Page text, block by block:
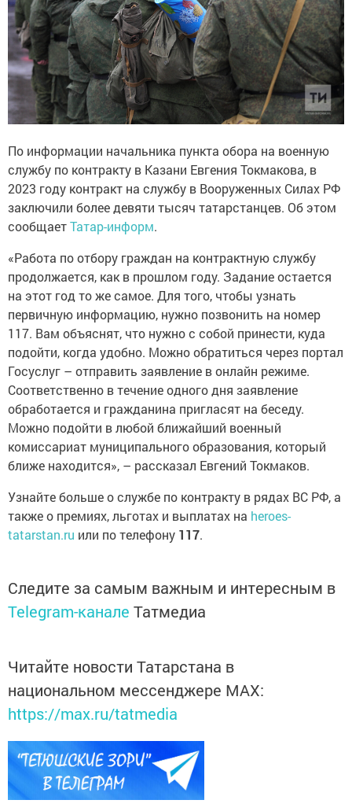
По информации начальника пункта обора на военную
службу по контракту в Казани Евгения Токмакова, в
2023 году контракт на службу в Вооруженных Силах РФ
заключили более девяти тысяч татарстанцев. Об этом
сообщаетТатар-информ.
«Работа по отбору граждан на контрактную службу
продолжается, как в прошлом году. Задание остается
на этот год то же самое. Для того, чтобы узнать
первичную информацию, нужно позвонить на номер
117. Вам объяснят, что нужно с собой принести, куда
подойти, когда удобно. Можно обратиться через портал
Госуслуг – отправить заявление в онлайн режиме.
Соответственно в течение одного дня заявление
обработается и гражданина пригласят на беседу.
Можно подойти в любой ближайший военный
комиссариат муниципального образования, который
ближе находится», – рассказал Евгений Токмаков.
Узнайте больше о службе по контракту в рядах ВС РФ, а
также о премиях, льготах и выплатах на heroes-
tatarstan.ru или по телефону 117.
Следите за самым важным и интересным в
Telegram-канале Татмедиа
Читайте новости Татарстана в
национальном мессенджере MАХ:
https://max.ru/tatmedia